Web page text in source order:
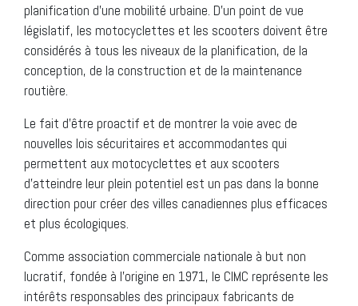
planification d’une mobilité urbaine. D’un point de vue
législatif, les motocyclettes et les scooters doivent être
considérés à tous les niveaux de la planification, de la
conception, de la construction et de la maintenance
routière.
Le fait d’être proactif et de montrer la voie avec de
nouvelles lois sécuritaires et accommodantes qui
permettent aux motocyclettes et aux scooters
d’atteindre leur plein potentiel est un pas dans la bonne
direction pour créer des villes canadiennes plus efficaces
et plus écologiques.
Comme association commerciale nationale à but non
lucratif, fondée à l’origine en 1971, le CIMC représente les
intérêts responsables des principaux fabricants de